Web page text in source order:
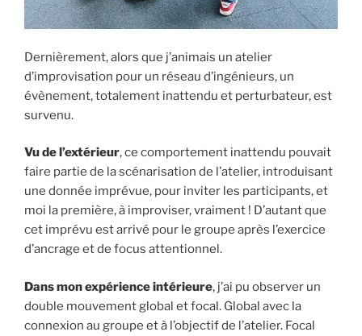
Dernièrement, alors que j’animais un atelier
d’improvisation pour un réseau d’ingénieurs, un
évènement, totalement inattendu et perturbateur, est
survenu.
Vu de l’extérieur, ce comportement inattendu pouvait
faire partie de la scénarisation de l’atelier, introduisant
une donnée imprévue, pour inviter les participants, et
moi la première, à improviser, vraiment ! D’autant que
cet imprévu est arrivé pour le groupe après l’exercice
d’ancrage et de focus attentionnel.
Dans mon expérience intérieure, j’ai pu observer un
double mouvement global et focal. Global avec la
connexion au groupe et à l’objectif de l’atelier. Focal